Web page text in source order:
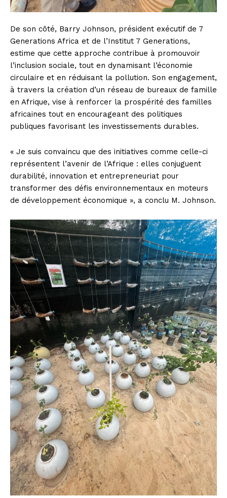
De son côté, Barry Johnson, président exécutif de 7
Generations Africa et de l’Institut 7 Generations,
estime que cette approche contribue à promouvoir
l’inclusion sociale, tout en dynamisant l’économie
circulaire et en réduisant la pollution. Son engagement,
à travers la création d’un réseau de bureaux de famille
en Afrique, vise à renforcer la prospérité des familles
africaines tout en encourageant des politiques
publiques favorisant les investissements durables.
« Je suis convaincu que des initiatives comme celle-ci
représentent l’avenir de l’Afrique : elles conjuguent
durabilité, innovation et entrepreneuriat pour
transformer des défis environnementaux en moteurs
de développement économique », a conclu M. Johnson.